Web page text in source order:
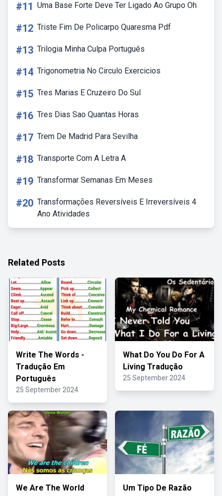
#11 Uma Base Forte Deve Ter Ligado Ao Grupo Oh
#12 Triste Fim De Policarpo Quaresma Pdf
#13 Trilogia Minha Culpa Português
#14 Trigonometria No Circulo Exercicios
#15 Tres Marias E Cruzeiro Do Sul
#16 Tres Dias Sao Quantas Horas
#17 Trem De Madrid Para Sevilha
#18 Transporte Com A Letra A
#19 Transformar Semanas Em Meses
#20 Transformações Reversíveis E Irreversíveis 4
Ano Atividades
Related Posts
Write The Words -
Tradução Em
Português
25 September 2024
What Do You Do For A
Living Tradução
25 September 2024
We Are The World
Um Tipo De Razão